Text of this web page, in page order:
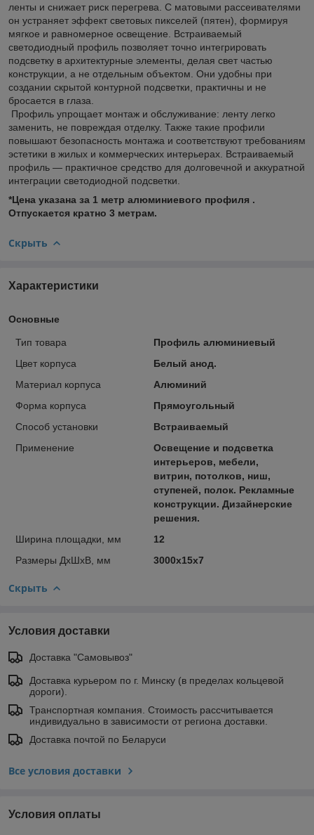
ленты и снижает риск перегрева. С матовыми рассеивателями
он устраняет эффект световых пикселей (пятен), формируя
мягкое и равномерное освещение. Встраиваемый
светодиодный профиль позволяет точно интегрировать
подсветку в архитектурные элементы, делая свет частью
конструкции, а не отдельным объектом. Они удобны при
создании скрытой контурной подсветки, практичны и не
бросается в глаза.
Профиль упрощает монтаж и обслуживание: ленту легко
заменить, не повреждая отделку. Также такие профили
повышают безопасность монтажа и соответствуют требованиям
эстетики в жилых и коммерческих интерьерах. Встраиваемый
профиль — практичное средство для долговечной и аккуратной
интеграции светодиодной подсветки.
*Цена указана за 1 метр алюминиевого профиля .
Отпускается кратно 3 метрам.
Скрыть
Характеристики
Основные
Тип товара
Профиль алюминиевый
Цвет корпуса
Белый анод.
Материал корпуса
Алюминий
Форма корпуса
Прямоугольный
Способ установки
Встраиваемый
Применение
Освещение и подсветка
интерьеров, мебели,
витрин, потолков, ниш,
ступеней, полок. Рекламные
конструкции. Дизайнерские
решения.
Ширина площадки, мм
12
Размеры ДхШхВ, мм
3000х15х7
Скрыть
Условия доставки
Доставка "Самовывоз"
Доставка курьером по г. Минску (в пределах кольцевой
дороги).
Транспортная компания. Стоимость рассчитывается
индивидуально в зависимости от региона доставки.
Доставка почтой по Беларуси
Все условия доставки
Условия оплаты